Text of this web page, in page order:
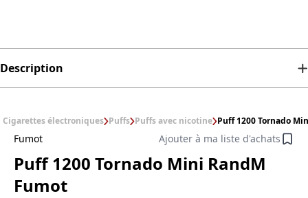
Description
Cigarettes électroniques Puffs Puffs avec nicotine Puff 1200 Tornado
Fumot Ajouter à ma liste d'achats
Puff 1200 Tornado Mini RandM
Fumot